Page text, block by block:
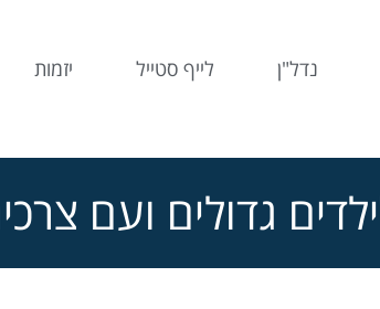
נדל"ן לייף סטייל יזמות
גדולים ועם